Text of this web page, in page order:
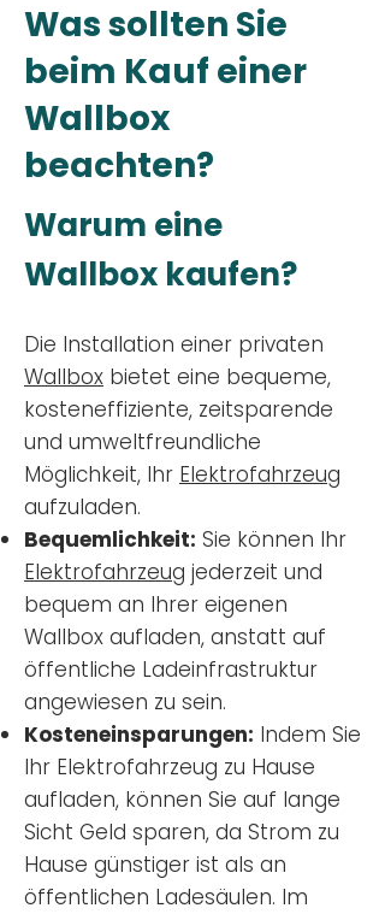
Was sollten Sie
beim Kauf einer
Wallbox
beachten?
Warum eine
Wallbox kaufen?
Die Installation einer privaten
Wallbox bietet eine bequeme,
kosteneffiziente, zeitsparende
und umweltfreundliche
Möglichkeit, Ihr Elektrofahrzeug
aufzuladen.
Bequemlichkeit: Sie können Ihr
Elektrofahrzeug jederzeit und
bequem an Ihrer eigenen
Wallbox aufladen, anstatt auf
öffentliche Ladeinfrastruktur
angewiesen zu sein.
Kosteneinsparungen: Indem Sie
Ihr Elektrofahrzeug zu Hause
aufladen, können Sie auf lange
Sicht Geld sparen, da Strom zu
Hause günstiger ist als an
öffentlichen Ladesäulen. Im